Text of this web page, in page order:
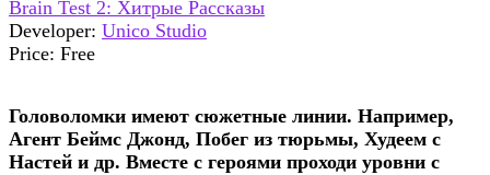
Brain Test 2: Хитрые Рассказы
Developer: Unico Studio
Price: Free
Головоломки имеют сюжетные линии. Например,
Агент Беймс Джонд, Побег из тюрьмы, Худеем с
Настей и др. Вместе с героями проходи уровни с